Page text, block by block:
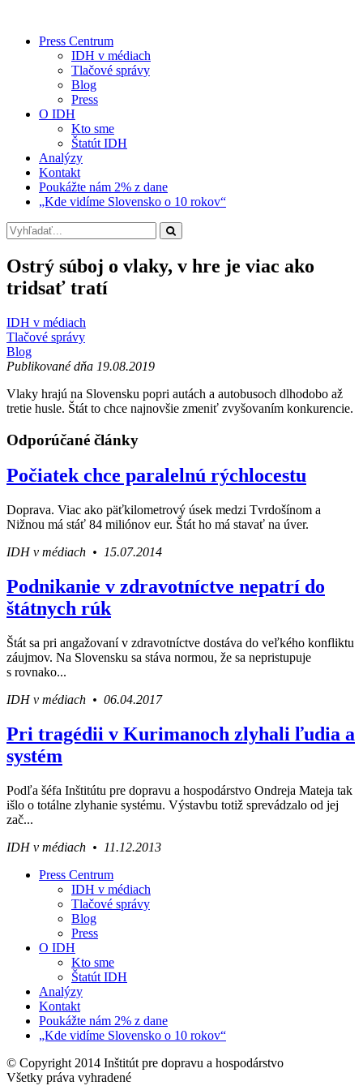
Press Centrum
IDH v médiach
Tlačové správy
Blog
Press
O IDH
Kto sme
Štatút IDH
Analýzy
Kontakt
Poukážte nám 2% z dane
„Kde vidíme Slovensko o 10 rokov“
Ostrý súboj o vlaky, v hre je viac ako
tridsať tratí
IDH v médiach
Tlačové správy
Blog
Publikované dňa 19.08.2019
Vlaky hrajú na Slovensku popri autách a autobusoch dlhodobo až
tretie husle. Štát to chce najnovšie zmeniť zvyšovaním konkurencie.
Odporúčané články
Počiatek chce paralelnú rýchlocestu
Doprava. Viac ako päťkilometrový úsek medzi Tvrdošínom a
Nižnou má stáť 84 miliónov eur. Štát ho má stavať na úver.
IDH v médiach • 15.07.2014
Podnikanie v zdravotníctve nepatrí do
štátnych rúk
Štát sa pri angažovaní v zdravotníctve dostáva do veľkého konfliktu
záujmov. Na Slovensku sa stáva normou, že sa nepristupuje
s rovnako...
IDH v médiach • 06.04.2017
Pri tragédii v Kurimanoch zlyhali ľudia a
systém
Podľa šéfa Inštitútu pre dopravu a hospodárstvo Ondreja Mateja tak
išlo o totálne zlyhanie systému. Výstavbu totiž sprevádzalo od jej
zač...
IDH v médiach • 11.12.2013
Váš sprievodca svetom infraštruktúry a
ekonomiky
Press Centrum
IDH v médiach
Tlačové správy
Blog
Press
O IDH
Kto sme
Štatút IDH
Analýzy
Kontakt
Poukážte nám 2% z dane
„Kde vidíme Slovensko o 10 rokov“
© Copyright 2014 Inštitút pre dopravu a hospodárstvo
Všetky práva vyhradené